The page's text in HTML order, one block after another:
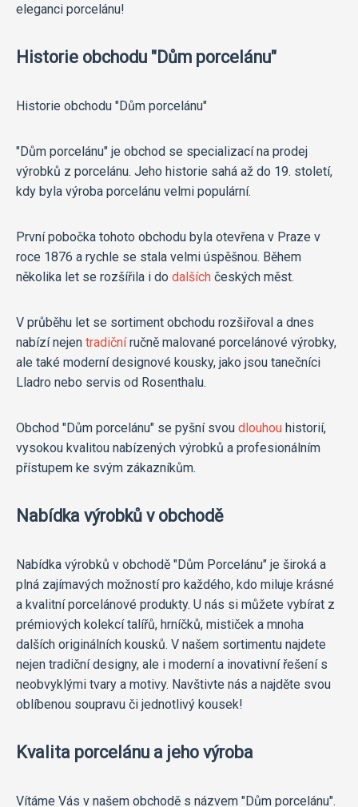
eleganci porcelánu!
Historie obchodu "Dům porcelánu"
Historie obchodu "Dům porcelánu"
"Dům porcelánu" je obchod se specializací na prodej
výrobků z porcelánu. Jeho historie sahá až do 19. století,
kdy byla výroba porcelánu velmi populární.
První pobočka tohoto obchodu byla otevřena v Praze v
roce 1876 a rychle se stala velmi úspěšnou. Během
několika let se rozšířila i do dalších českých měst.
V průběhu let se sortiment obchodu rozšiřoval a dnes
nabízí nejen tradičníručně malované porcelánové výrobky,
ale také moderní designové kousky, jako jsou tanečníci
Lladro nebo servis od Rosenthalu.
Obchod "Dům porcelánu" se pyšní svou dlouhou historií,
vysokou kvalitou nabízených výrobků a profesionálním
přístupem ke svým zákazníkům.
Nabídka výrobků v obchodě
Nabídka výrobků v obchodě "Dům Porcelánu" je široká a
plná zajímavých možností pro každého, kdo miluje krásné
a kvalitní porcelánové produkty. U nás si můžete vybírat z
prémiových kolekcí talířů, hrníčků, mističek a mnoha
dalších originálních kousků. V našem sortimentu najdete
nejen tradiční designy, ale i moderní a inovativní řešení s
neobvyklými tvary a motivy. Navštivte nás a najděte svou
oblíbenou soupravu či jednotlivý kousek!
Kvalita porcelánu a jeho výroba
Vítáme Vás v našem obchodě s názvem "Dům porcelánu".